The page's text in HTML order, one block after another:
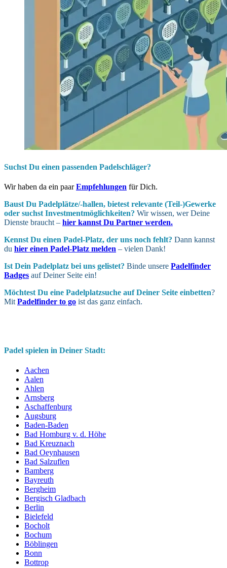
Suchst Du einen passenden Padelschläger?
Wir haben da ein paarEmpfehlungen für Dich.
Baust Du Padel­plätze/-hallen, bietest relevante (Teil-)Gewerke
oder suchst In­vest­ment­möglich­keiten? Wir wissen, wer Deine
Dienste braucht – hier kannst Du Partner werden.
Kennst Du einen Padel-Platz, der uns noch fehlt? Dann kannst
du hier einen Padel-Platz melden – vielen Dank!
Ist Dein Padel­platz bei uns gelistet? Binde unsere Padelfinder
Badges auf Deiner Seite ein!
Möchtest Du eine Padel­platz­suche auf Deiner Seite ein­betten?
MitPadelfinder to go ist das ganz einfach.
Padel spielen in Deiner Stadt:
Aachen
Aalen
Ahlen
Arnsberg
Aschaffenburg
Augsburg
Baden-Baden
Bad Homburg v. d. Höhe
Bad Kreuznach
Bad Oeynhausen
Bad Salzuflen
Bamberg
Bayreuth
Bergheim
Bergisch Gladbach
Berlin
Bielefeld
Bocholt
Bochum
Böblingen
Bonn
Bottrop